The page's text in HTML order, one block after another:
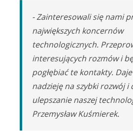
- Zainteresowali się nami
największych koncernów
technologicznych.
interesujących rozmów i
pogłębiać te kontakty.
nadzieję na szybki rozwój i
ulepszanie naszej
Przemysław Kuśmierek.